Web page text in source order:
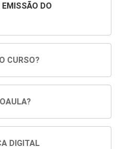
DO
CURSO?
DIGITAL